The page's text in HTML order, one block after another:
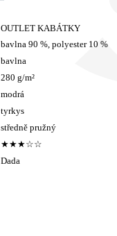
OUTLET KABÁTKY
bavlna 90 %, polyester 10 %
bavlna
280 g/m²
modrá
tyrkys
středně pružný
★★★☆☆
Dada